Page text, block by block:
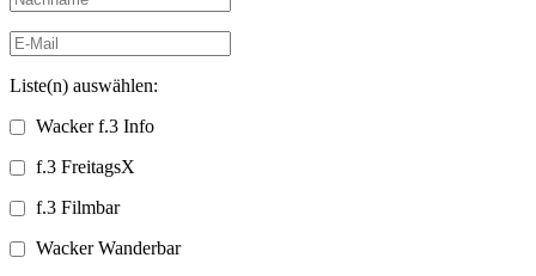
Liste(n) auswählen:
Wacker f.3 Info
f.3 FreitagsX
f.3 Filmbar
Wacker Wanderbar